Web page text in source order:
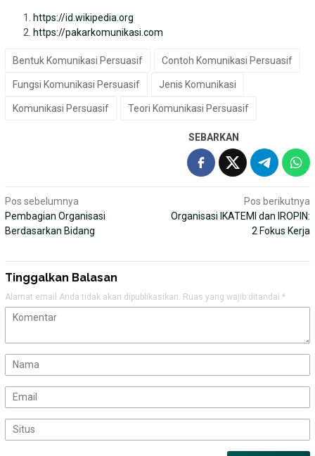
https://id.wikipedia.org
https://pakarkomunikasi.com
Bentuk Komunikasi Persuasif Contoh Komunikasi Persuasif
Fungsi Komunikasi Persuasif Jenis Komunikasi
Komunikasi Persuasif Teori Komunikasi Persuasif
SEBARKAN
Navigasi
pos
Pos sebelumnya
Pembagian Organisasi
Berdasarkan Bidang
Pos berikutnya
Organisasi IKATEMI dan IROPIN:
2 Fokus Kerja
Tinggalkan Balasan
Alamat email Anda tidak akan dipublikasikan. Ruas yang wajib ditandai *